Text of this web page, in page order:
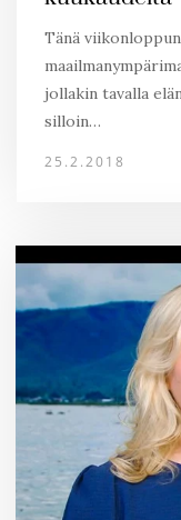
Tänä
jollakin tavalla
silloin…
25.2.2018